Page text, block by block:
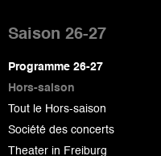
de
page
Saison 26-27
Programme 26-27
Hors-saison
Tout le Hors-saison
Société des concerts
Theater in Freiburg